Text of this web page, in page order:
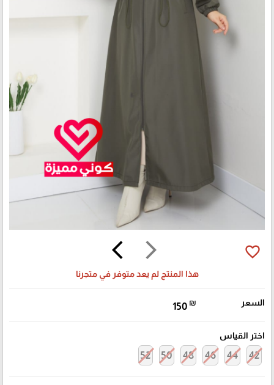
arrow_forward_ios
arrow_back_ios favorite_border
هذا المنتج لم يعد متوفر في متجرنا
السعر 150 ₪
اختر القياس
42
44
46
48
50
52